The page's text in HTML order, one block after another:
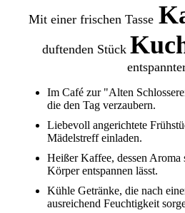
Mit einer frischen Tasse
duftenden Stück
Im Café zur "Alten
die den Tag verzaubern.
Liebevoll angerichtete
Mädelstreff einladen.
Heißer Kaffee, dessen Aroma
Körper entspannen lässt.
Kühle Getränke, die nach
ausreichend Feuchtigkeit